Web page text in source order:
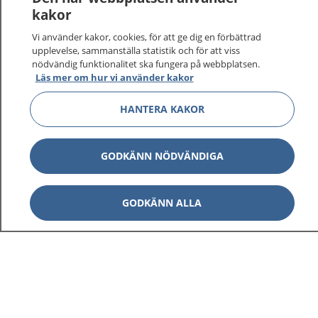
1177 tryggt om din hälsa och vård
På 1177.se får du råd om hälsa och information om
sjukdomar och vilka mottagningar du kan kontakta.
Logga in för att läsa din journal och göra dina
vårdärenden. Ring telefonnummer 1177 för
sjukvårdsrådgivning dygnet runt.
kakor
Vi använder kakor, cookies, för att ge dig en förbättrad
upplevelse, sammanställa statistik och för att viss
nödvändig funktionalitet ska fungera på webbplatsen.
Läs mer om hur vi använder kakor
HANTERA KAKOR
GODKÄNN NÖDVÄNDIGA
GODKÄNN ALLA